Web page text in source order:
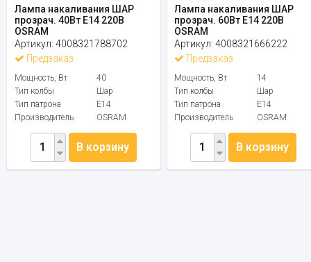
Лампа накаливания ШАР
прозрач. 40Вт Е14 220В
OSRAM
Артикул: 4008321788702
Предзаказ
Мощность, Вт
40
Тип колбы
Шар
Тип патрона
E14
Производитель
OSRAM
В корзину
Лампа накаливания ШАР
прозрач. 60Вт Е14 220В
OSRAM
Артикул:4008321666222
Предзаказ
Мощность, Вт
14
Тип колбы
Шар
Тип патрона
E14
Производитель
OSRAM
В корзину